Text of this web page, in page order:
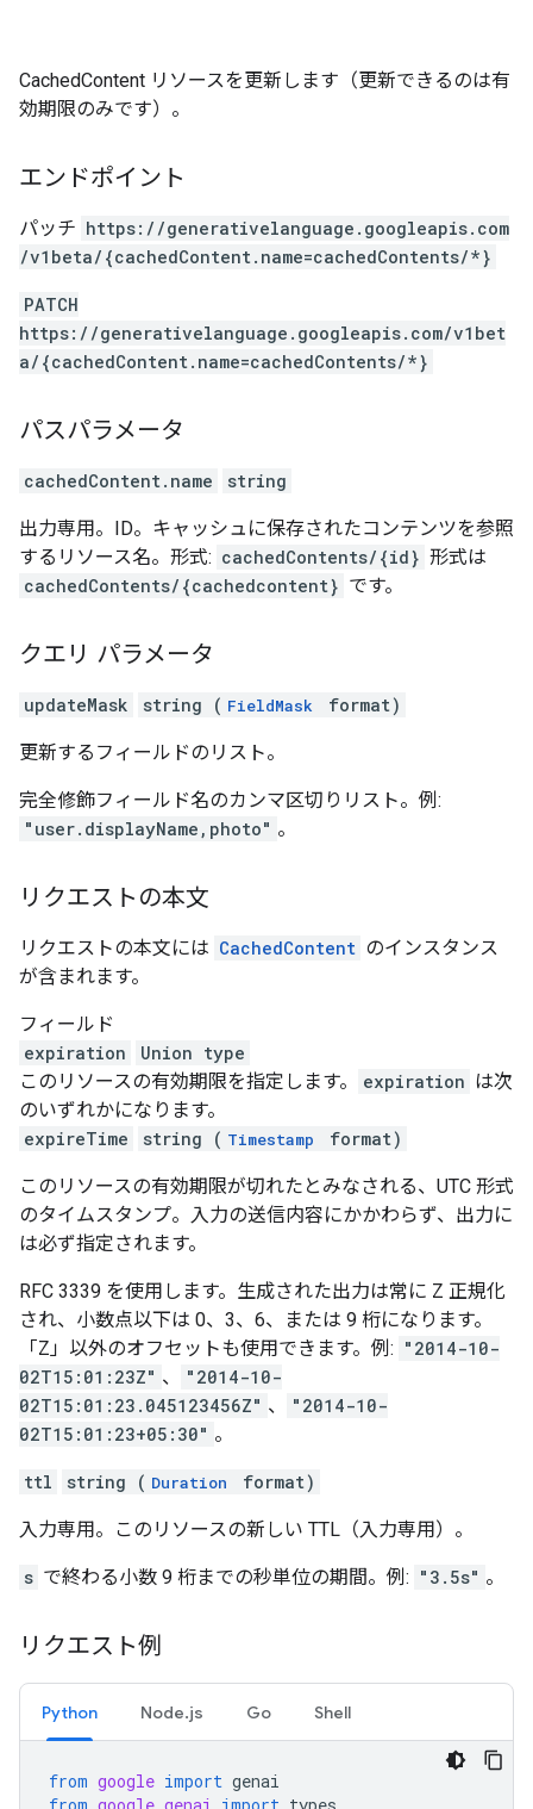
CachedContent リソースを更新します（更新できるのは有
効期限のみです）。
エンドポイント
パッチ https: / /generativelanguage.googleapis.com
/v1beta/{cachedContent.name=cachedContents/*}
PATCH
https://generativelanguage.googleapis.com/v1bet
a/{cachedContent.name=cachedContents/*}
パスパラメータ
cachedContent.name string
出力専用。ID。キャッシュに保存されたコンテンツを参照
するリソース名。形式: cachedContents/{id} 形式は
cachedContents/{cachedcontent} です。
クエリ パラメータ
updateMask string ( FieldMask format)
更新するフィールドのリスト。
完全修飾フィールド名のカンマ区切りリスト。例:
"user.displayName,photo" 。
リクエストの本文
リクエストの本文には CachedContent のインスタンス
が含まれます。
フィールド
expiration
Union type
このリソースの有効期限を指定します。
expiration は次
のいずれかになります。
expireTime
string ( Timestamp format)
このリソースの有効期限が切れたとみなされる、UTC 形式
のタイムスタンプ。入力の送信内容にかかわらず、出力に
は必ず指定されます。
RFC 3339 を使用します。生成された出力は常に Z 正規化
され、小数点以下は 0、3、6、または 9 桁になります。
「Z」以外のオフセットも使用できます。例: "2014-10-
02T15:01:23Z" 、
"2014-10-
02T15:01:23.045123456Z" 、
"2014-10-
02T15:01:23+05:30" 。
ttl string ( Duration format)
入力専用。このリソースの新しい TTL（入力専用）。
s で終わる小数 9 桁までの秒単位の期間。例: "3.5s" 。
リクエスト例
Python Node.js Go Shell
from google import genai